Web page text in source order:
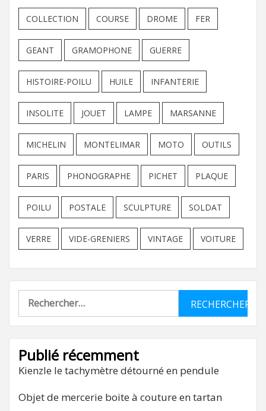
COLLECTION COURSE DROME FER
GEANT GRAMOPHONE GUERRE
HISTOIRE-POILU HUILE INFANTERIE
INSOLITE JOUET LAMPE MARSANNE
MICHELIN MONTELIMAR MOTO OUTILS
PARIS PHONOGRAPHE PICHET PLAQUE
POILU POSTALE SCULPTURE SOLDAT
VERRE VIDE-GRENIERS VINTAGE VOITURE
Rechercher :
Publié récemment
Kienzle le tachymètre détourné en pendule
Objet de mercerie boite à couture en tartan